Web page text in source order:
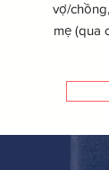
vợ/
mẹ (qua